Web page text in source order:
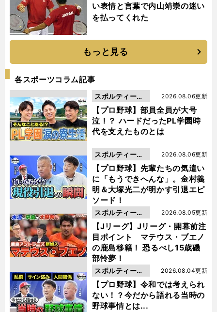
い表情と言葉で内山靖崇の迷い
を払ってくれた
もっと見る
各スポーツコラム記事
【プロ野球】部員全員が大号
泣！？ ハードだったPL学園時
代を支えたものとは
2026.08.06更新
スポルティーバ
動画
【プロ野球】先輩たちの気遣い
に「もうできへんな」。金村義
明＆大塚光二が明かす引退エピ
ソード！
2026.08.06更新
スポルティーバ
動画
【Jリーグ】Jリーグ・開幕前注
目ポイント マテウス・ブエノ
の鹿島移籍！ 恐るべし15歳磯
部怜夢！
2026.08.05更新
スポルティーバ
動画
【プロ野球】令和では考えられ
ない！？今だから語れる当時の
野球事情とは...
2026.08.04更新
スポルティーバ
動画